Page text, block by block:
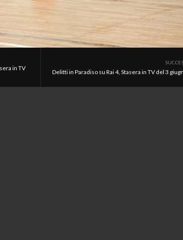
in TV
Delitti in Paradiso su Rai 4, Stasera in TV del 3